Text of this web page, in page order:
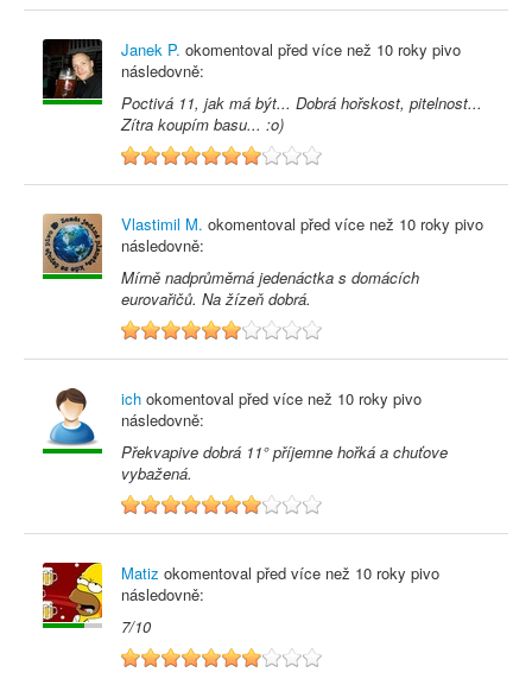
Janek P. okomentoval před více než 10 roky pivo
následovně:
Poctivá 11, jak má být... Dobrá hořskost, pitelnost...
Zítra koupím basu... :o)
7
Vlastimil M. okomentoval před více než 10 roky pivo
následovně:
Mírně nadprůměrná jedenáctka s domácích
eurovařičů. Na žízeň dobrá.
6
ich okomentoval před více než 10 roky pivo
následovně:
Překvapive dobrá 11° příjemne hořká a chuťove
vybažená.
7
Matiz okomentoval před více než 10 roky pivo
následovně:
7/10
7